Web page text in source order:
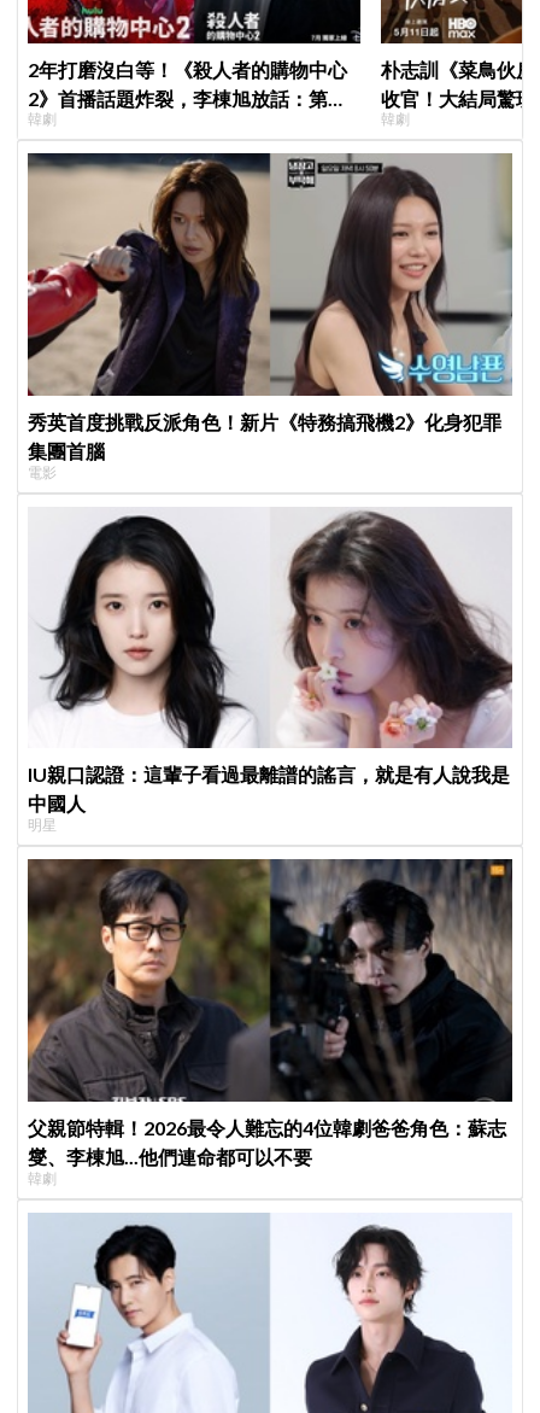
2年打磨沒白等！《殺人者的購物中心
2》首播話題炸裂，李棟旭放話：第三
季找我，我就拍
韓劇
朴志訓《菜鳥伙
收官！大結局驚
蛋，劇迷瘋狂敲
韓劇
秀英首度挑戰反派角色！新片《特務搞飛機2》化身犯罪
集團首腦
電影
IU親口認證：這輩子看過最離譜的謠言，就是有人說我是
中國人
明星
父親節特輯！2026最令人難忘的4位韓劇爸爸角色：蘇志
燮、李棟旭...他們連命都可以不要
韓劇